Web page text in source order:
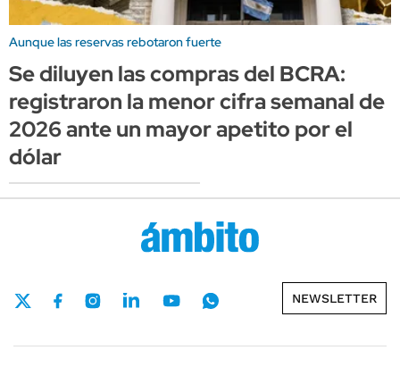
Aunque las reservas rebotaron fuerte
Se diluyen las compras del BCRA:
registraron la menor cifra semanal de
2026 ante un mayor apetito por el
dólar
NEWSLETTER